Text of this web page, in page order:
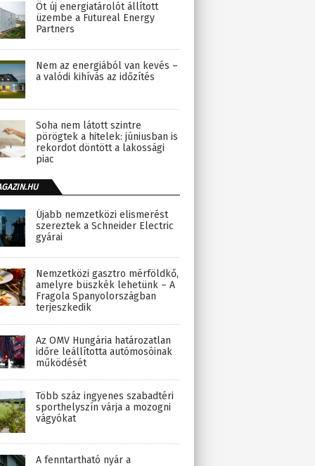
Öt új energiatárolót állított
üzembe a Futureal Energy
Partners
Nem az energiából van kevés –
a valódi kihívás az időzítés
Soha nem látott szintre
pörögtek a hitelek: júniusban is
rekordot döntött a lakossági
piac
Újabb nemzetközi elismerést
szereztek a Schneider Electric
gyárai
Nemzetközi gasztro mérföldkő,
amelyre büszkék lehetünk – A
Fragola Spanyolországban
terjeszkedik
Az OMV Hungária határozatlan
időre leállította autómosóinak
működését
Több száz ingyenes szabadtéri
sporthelyszín várja a mozogni
vágyókat
A fenntartható nyár a